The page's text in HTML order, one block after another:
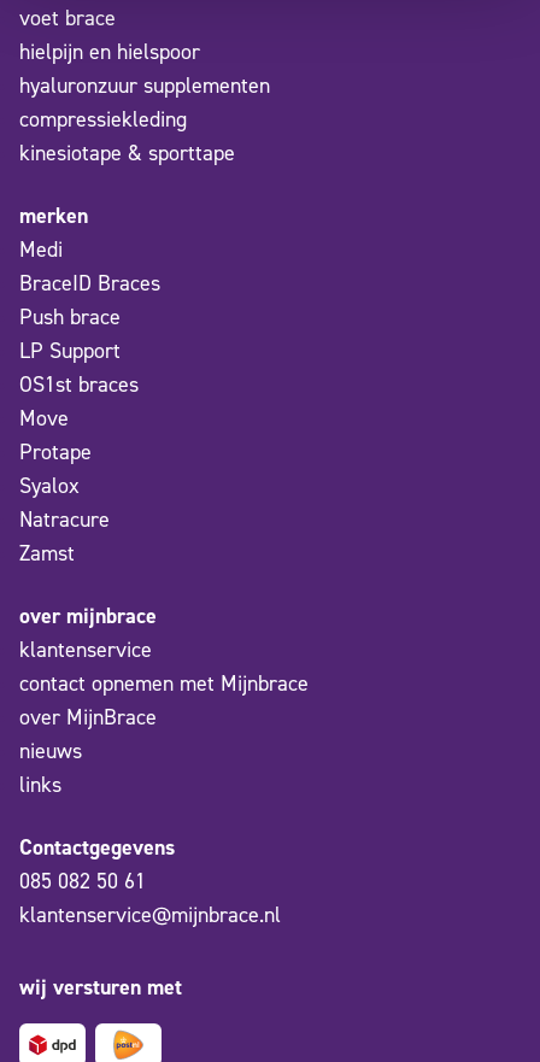
voet brace
hielpijn en hielspoor
hyaluronzuur supplementen
compressiekleding
kinesiotape & sporttape
merken
Medi
BraceID Braces
Push brace
LP Support
OS1st braces
Move
Protape
Syalox
Natracure
Zamst
over mijnbrace
klantenservice
contact opnemen met Mijnbrace
over MijnBrace
nieuws
links
Contactgegevens
085 082 50 61
klantenservice@mijnbrace.nl
wij versturen met